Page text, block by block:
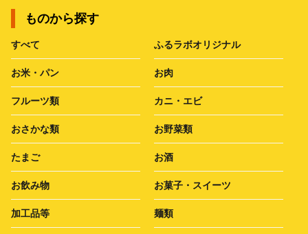
ものから探す
すべて ふるラボオリジナル
お米・パン お肉
フルーツ類 カニ・エビ
おさかな類 お野菜類
たまご お酒
お飲み物 お菓子・スイーツ
加工品等 麺類